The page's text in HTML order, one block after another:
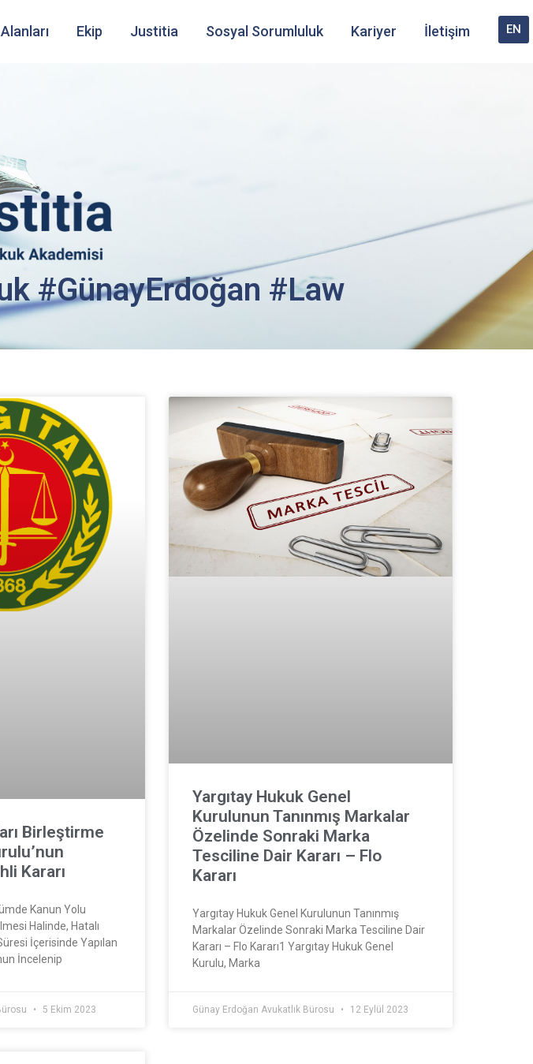
Ekip Justitia Sosyal Sorumluluk Kariyer İletişim EN
#GünayErdoğan #Law
Birleştirme
Kararı
Kanun Yolu
Halinde, Hatalı
İçerisinde Yapılan
İncelenip
5 Ekim 2023
Yargıtay Hukuk Genel
Kurulunun Tanınmış Markalar
Özelinde Sonraki Marka
Tesciline Dair Kararı – Flo
Kararı
Yargıtay Hukuk Genel Kurulunun Tanınmış
Markalar Özelinde Sonraki Marka Tesciline Dair
Kararı – Flo Kararı1 Yargıtay Hukuk Genel
Kurulu, Marka
Günay Erdoğan Avukatlık Bürosu 12 Eylül 2023